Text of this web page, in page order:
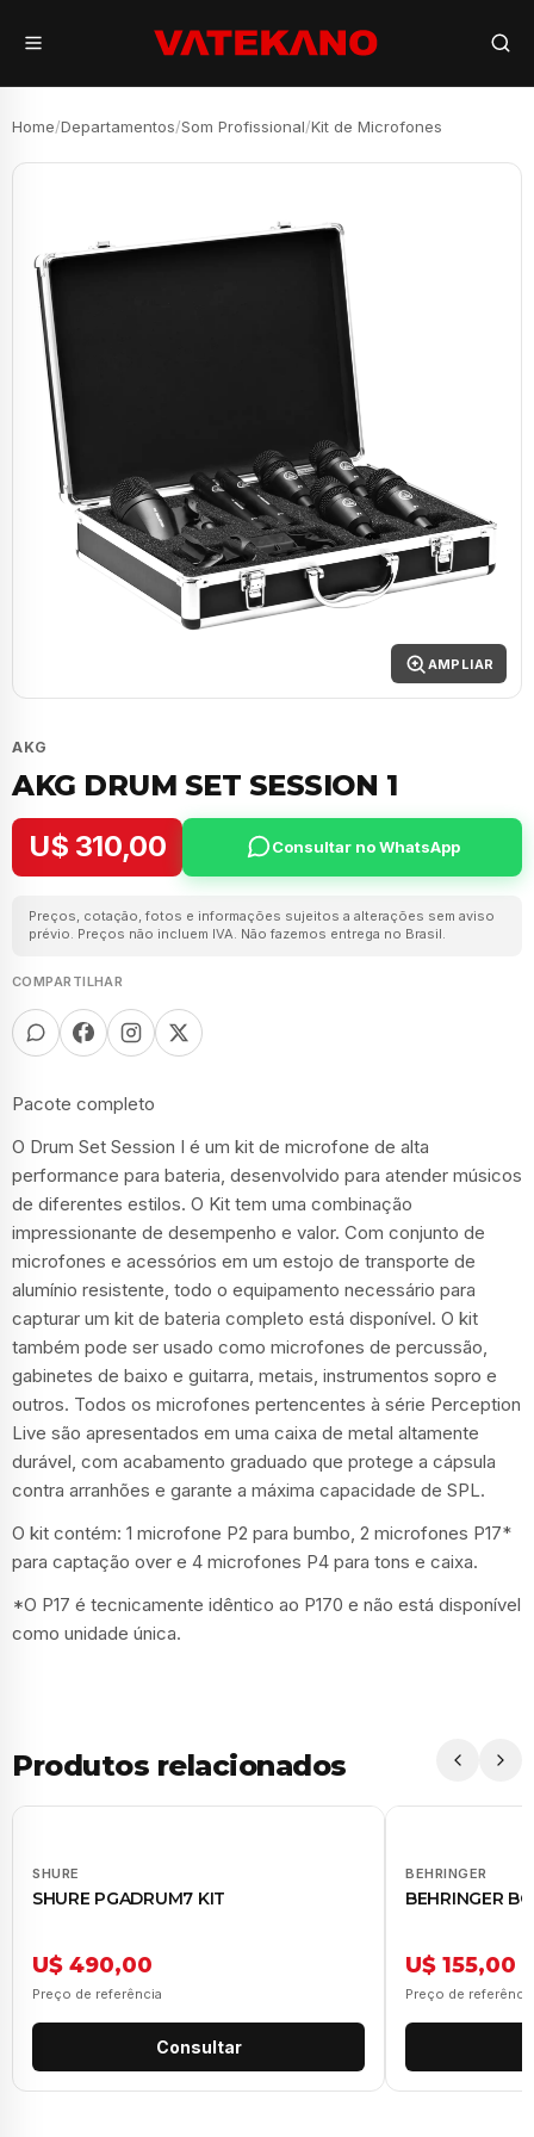
Home/Departamentos/Som Profissional/Kit de Microfones
AMPLIAR
AKG
AKG DRUM SET SESSION 1
U$ 310,00
Consultar no WhatsApp
Preços, cotação, fotos e informações sujeitos a alterações sem aviso
prévio. Preços não incluem IVA. Não fazemos entrega no Brasil.
COMPARTILHAR
Pacote completo
O Drum Set Session I é um kit de microfone de alta
performance para bateria, desenvolvido para atender músicos
de diferentes estilos. O Kit tem uma combinação
impressionante de desempenho e valor. Com conjunto de
microfones e acessórios em um estojo de transporte de
alumínio resistente, todo o equipamento necessário para
capturar um kit de bateria completo está disponível. O kit
também pode ser usado como microfones de percussão,
gabinetes de baixo e guitarra, metais, instrumentos sopro e
outros. Todos os microfones pertencentes à série Perception
Live são apresentados em uma caixa de metal altamente
durável, com acabamento graduado que protege a cápsula
contra arranhões e garante a máxima capacidade de SPL.
O kit contém: 1 microfone P2 para bumbo, 2 microfones P17*
para captação over e 4 microfones P4 para tons e caixa.
*O P17 é tecnicamente idêntico ao P170 e não está disponível
como unidade única.
Produtos relacionados
SHURE
SHURE PGADRUM7 KIT
U$ 490,00
Preço de referência
Consultar
BEHRINGER
BEHRINGER
U$ 155,00
Preço de referência